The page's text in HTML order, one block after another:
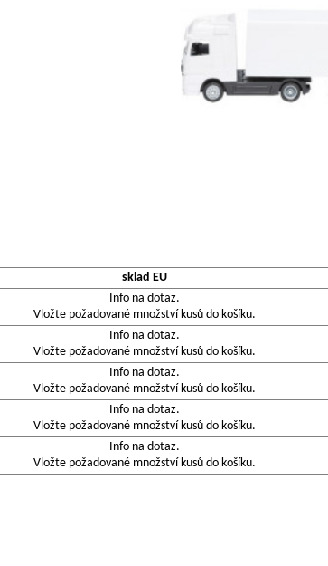
sklad EU
Info na dotaz.
Vložte požadované množství kusů do košíku.
Info na dotaz.
Vložte požadované množství kusů do košíku.
Info na dotaz.
Vložte požadované množství kusů do košíku.
Info na dotaz.
Vložte požadované množství kusů do košíku.
Info na dotaz.
Vložte požadované množství kusů do košíku.